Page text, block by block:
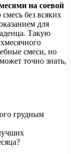
на соевой
без всяких
для
Такую
смеси, но
точно знать,
грудным